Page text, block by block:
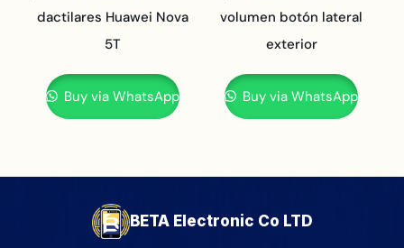
dactilares Huawei Nova
5T
Buy via WhatsApp
volumen botón lateral
exterior
Buy via WhatsApp
BETA Electronic Co LTD